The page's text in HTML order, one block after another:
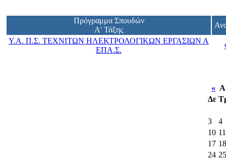
Πρόγραμμα Σπουδών
Α' Τάξης
Υ.Α. Π.Σ. ΤΕΧΝΙΤΩΝ ΗΛΕΚΤΡΟΛΟΓΙΚΩΝ ΕΡΓΑΣΙΩΝ Α
ΕΠΑ.Σ.
«
Δε
3
4
10 11
17 18
24 25